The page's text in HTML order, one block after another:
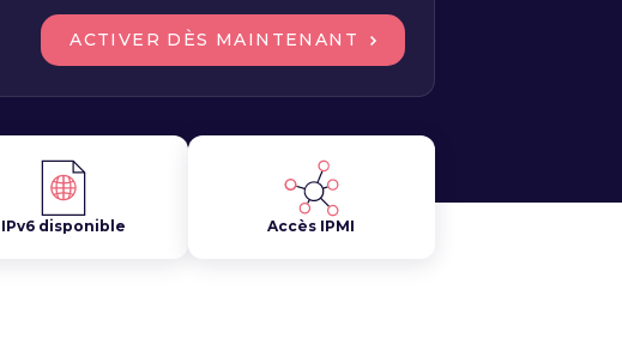
ACTIVER DÈS MAINTENANT
IPv6 disponible Accès IPMI